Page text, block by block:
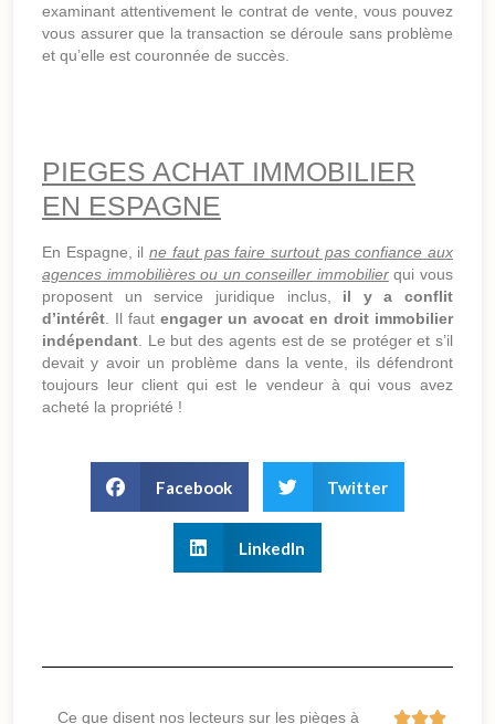
examinant attentivement le contrat de vente, vous pouvez
vous assurer que la transaction se déroule sans problème
et qu’elle est couronnée de succès.
PIEGES ACHAT IMMOBILIER
EN ESPAGNE
En Espagne, ilne faut pas faire surtout pas confiance aux
agences immobilières ou un conseiller immobilierqui vous
proposent un service juridique inclus, il y a conflit
d’intérêt. Il faut engager un avocat en droit immobilier
indépendant. Le but des agents est de se protéger et s’il
devait y avoir un problème dans la vente, ils défendront
toujours leur client qui est le vendeur à qui vous avez
acheté la propriété !
Facebook Twitter
LinkedIn
Ce que disent nos lecteurs sur les pièges à 